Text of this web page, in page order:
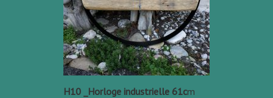
H10 _Horloge industrielle 61cm